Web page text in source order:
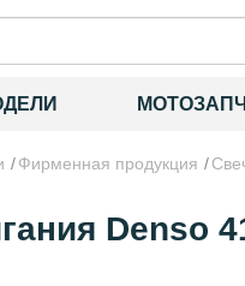
Фирменная продукция
Denso